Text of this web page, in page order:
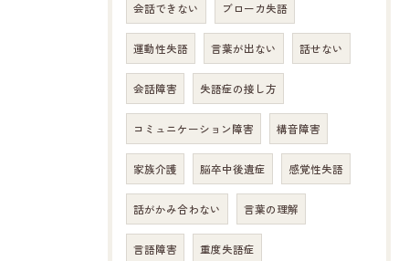
会話できない ブローカ失語
運動性失語 言葉が出ない 話せない
会話障害 失語症の接し方
コミュニケーション障害 構音障害
家族介護 脳卒中後遺症 感覚性失語
話がかみ合わない 言葉の理解
言語障害 重度失語症